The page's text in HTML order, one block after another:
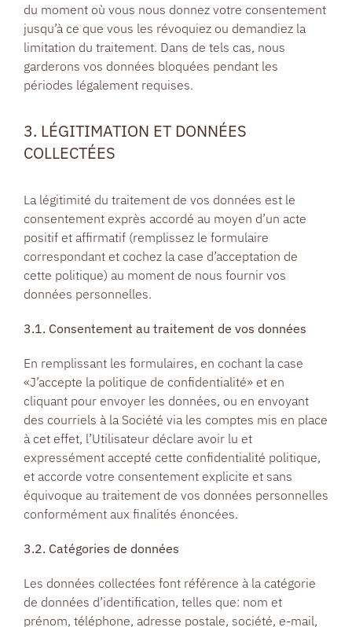
du moment où vous nous donnez votre consentement
jusqu’à ce que vous les révoquiez ou demandiez la
limitation du traitement. Dans de tels cas, nous
garderons vos données bloquées pendant les
périodes légalement requises.
3. LÉGITIMATION ET DONNÉES
COLLECTÉES
La légitimité du traitement de vos données est le
consentement exprès accordé au moyen d’un acte
positif et affirmatif (remplissez le formulaire
correspondant et cochez la case d’acceptation de
cette politique) au moment de nous fournir vos
données personnelles.
3.1. Consentement au traitement de vos données
En remplissant les formulaires, en cochant la case
«J’accepte la politique de confidentialité» et en
cliquant pour envoyer les données, ou en envoyant
des courriels à la Société via les comptes mis en place
à cet effet, l’Utilisateur déclare avoir lu et
expressément accepté cette confidentialité politique,
et accorde votre consentement explicite et sans
équivoque au traitement de vos données personnelles
conformément aux finalités énoncées.
3.2. Catégories de données
Les données collectées font référence à la catégorie
de données d’identification, telles que: nom et
prénom, téléphone, adresse postale, société, e-mail,